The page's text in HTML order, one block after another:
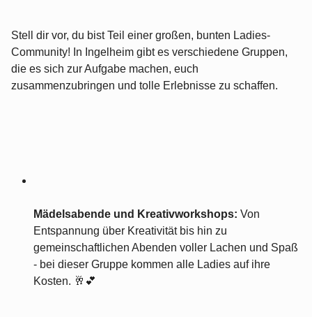
Stell dir vor, du bist Teil einer großen, bunten Ladies-
Community! In Ingelheim gibt es verschiedene Gruppen,
die es sich zur Aufgabe machen, euch
zusammenzubringen und tolle Erlebnisse zu schaffen.
Mädelsabende und Kreativworkshops: Von
Entspannung über Kreativität bis hin zu
gemeinschaftlichen Abenden voller Lachen und Spaß
- bei dieser Gruppe kommen alle Ladies auf ihre
Kosten. 🥂💕